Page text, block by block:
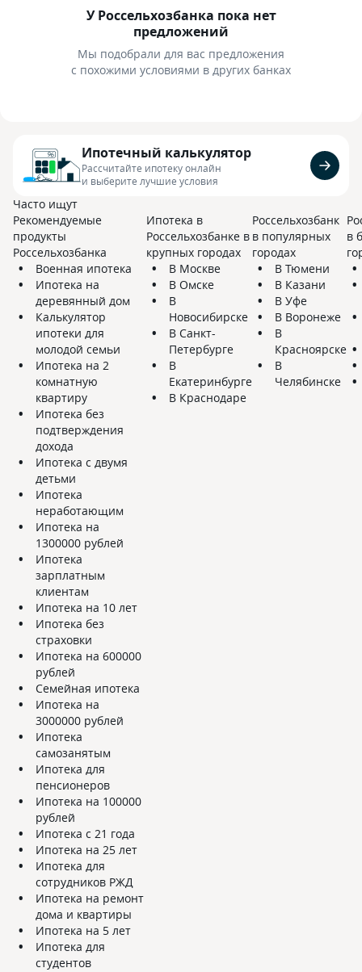
У Россельхозбанка пока нет
предложений
Мы подобрали для вас предложения
с похожими условиями в других банках
Ипотечный калькулятор
Рассчитайте ипотеку онлайн
и выберите лучшие условия
Часто ищут
Рекомендуемые
продукты
Россельхозбанка
Военная ипотека
Ипотека на
деревянный дом
Калькулятор
ипотеки для
молодой семьи
Ипотека на 2
комнатную
квартиру
Ипотека без
подтверждения
дохода
Ипотека с двумя
детьми
Ипотека
неработающим
Ипотека на
1300000 рублей
Ипотека
зарплатным
клиентам
Ипотека на 10 лет
Ипотека без
страховки
Ипотека на 600000
рублей
Семейная ипотека
Ипотека на
3000000 рублей
Ипотека
самозанятым
Ипотека для
пенсионеров
Ипотека на 100000
рублей
Ипотека с 21 года
Ипотека на 25 лет
Ипотека для
сотрудников РЖД
Ипотека на ремонт
дома и квартиры
Ипотека на 5 лет
Ипотека для
студентов
Ипотека в
Россельхозбанке в
крупных городах
В Москве
В Омске
В
Новосибирске
В Санкт-
Петербурге
В
Екатеринбурге
В Краснодаре
Россельхозбанк
в популярных
городах
В Тюмени
В Казани
В Уфе
В Воронеже
В
Красноярске
В
Челябинске
в